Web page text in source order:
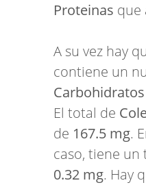
Proteinas que
A su vez hay
contiene un
Carbohidratos
El total de
de 167.5 mg.
caso, tiene un
0.32 mg. Hay